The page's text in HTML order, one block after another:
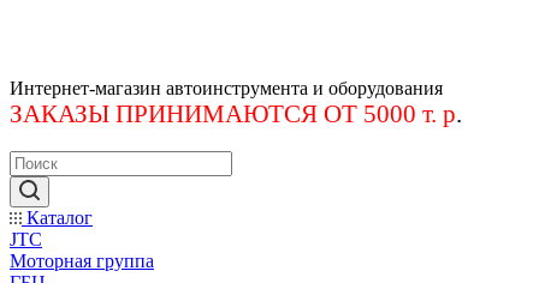
Интернет-магазин автоинструмента и оборудования
ЗАКАЗЫ ПРИНИМАЮТСЯ ОТ 5000 т. р.
Каталог
JTC
Моторная группа